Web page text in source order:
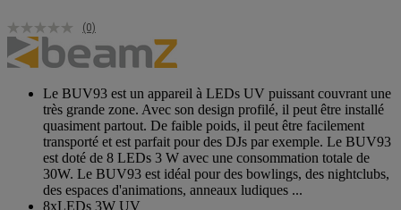
(0)
Le BUV93 est un appareil à LEDs UV puissant couvrant une
très grande zone. Avec son design profilé, il peut être installé
quasiment partout. De faible poids, il peut être facilement
transporté et est parfait pour des DJs par exemple. Le BUV93
est doté de 8 LEDs 3 W avec une consommation totale de
30W. Le BUV93 est idéal pour des bowlings, des nightclubs,
des espaces d'animations, anneaux ludiques ...
8xLEDs 3W UV